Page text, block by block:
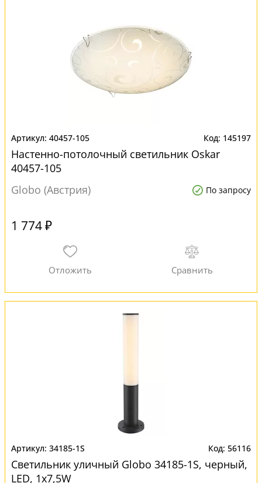
40457-105 145197
Настенно-потолочный светильник Oskar
40457-105
Globo (Австрия)
По запросу
1 774 ₽
34185-1S 56116
Светильник уличный Globo 34185-1S, черный,
LED, 1x7,5W